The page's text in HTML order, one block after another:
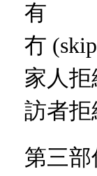
有
冇
家人拒
訪者拒
第三